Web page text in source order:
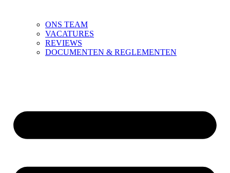
ONS TEAM
VACATURES
REVIEWS
DOCUMENTEN & REGLEMENTEN